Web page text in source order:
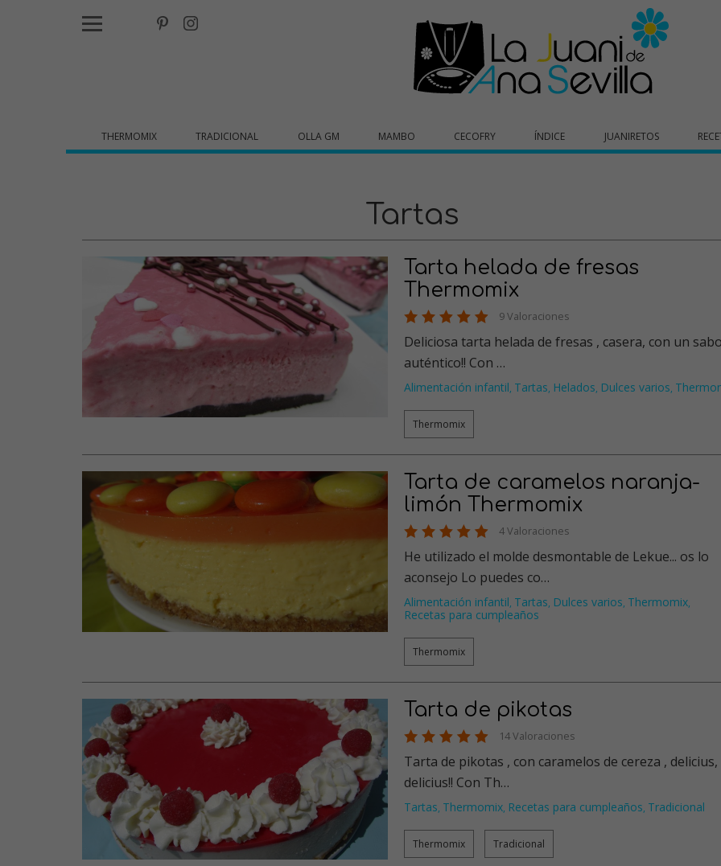
THERMOMIX TRADICIONAL OLLA GM MAMBO CECOFRY ÍNDICE JUANIRETOS
Tartas
Tarta helada de fresas
Thermomix
9 Valoraciones
Deliciosa tarta helada de fresas , casera, con un sabor
auténtico!! Con …
Alimentación infantil, Tartas, Helados, Dulces varios,
Thermomix
Tarta de caramelos naranja-
limón Thermomix
4 Valoraciones
He utilizado el molde desmontable de Lekue... os lo
aconsejo Lo puedes co…
Alimentación infantil, Tartas, Dulces varios, Thermomix,
Recetas para cumpleaños
Thermomix
Tarta de pikotas
14 Valoraciones
Tarta de pikotas , con caramelos de cereza , delicius,
delicius!! Con Th…
Tartas, Thermomix, Recetas para cumpleaños, Tradicional
Thermomix Tradicional